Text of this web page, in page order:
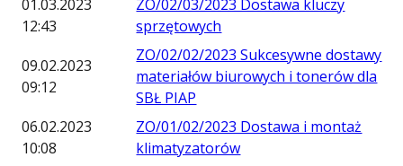
01.03.2023
12:43
ZO/02/03/2023 Dostawa kluczy
sprzętowych
09.02.2023
09:12
ZO/02/02/2023 Sukcesywne dostawy
materiałów biurowych i tonerów dla
SBŁ PIAP
06.02.2023
10:08
ZO/01/02/2023 Dostawa i montaż
klimatyzatorów